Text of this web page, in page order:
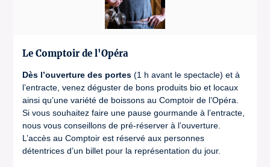
Le Comptoir de l'Opéra
Dès l’ouverture des portes (1 h avant le spectacle) et à
l’entracte, venez déguster de bons produits bio et locaux
ainsi qu’une variété de boissons au Comptoir de l’Opéra.
Si vous souhaitez faire une pause gourmande à l’entracte,
nous vous conseillons de pré-réserver à l’ouverture.
L’accès au Comptoir est réservé aux personnes
détentrices d’un billet pour la représentation du jour.